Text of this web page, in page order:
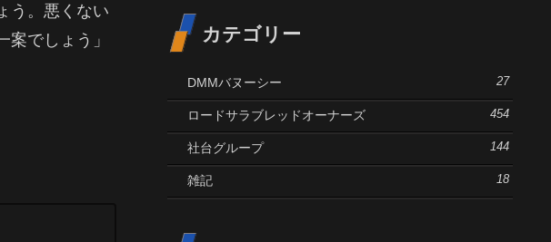
う。悪くない
でしょう」
カテゴリー
DMMバヌーシー 27
ロードサラブレッドオーナーズ 454
社台グループ 144
雑記 18